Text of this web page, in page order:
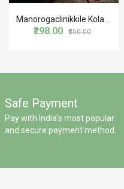
₹298.00 ₹350.00
Safe Payment
Pay with India's most popular
and secure payment method.